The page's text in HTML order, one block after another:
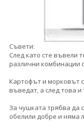
Съвети:
След като сте въвели
различни комбинации
Картофът и морковът
въведат, а след това и
За чушката трябва да
обелили добре и няма